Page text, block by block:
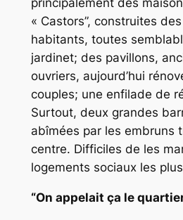
principalement des
« Castors”, construites
habitants, toutes
jardinet; des pavillons,
ouvriers, aujourd’hui
couples; une enfilade de
Surtout, deux grandes
abîmées par les embruns
centre. Difficiles de les
logements sociaux les
“On appelait ça le